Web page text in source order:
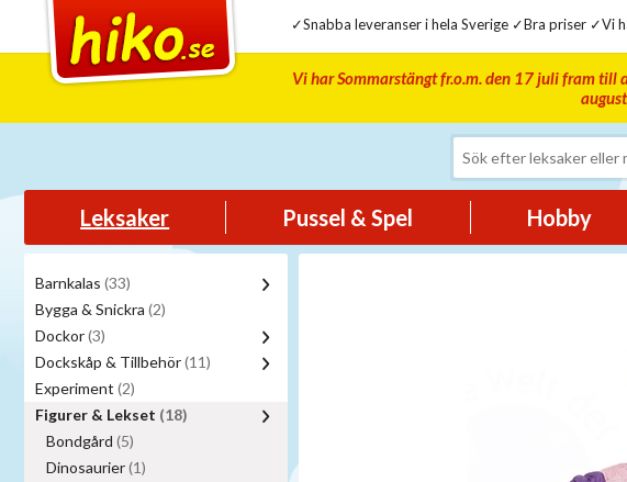
✓Snabba leveranser i hela Sverige ✓Bra priser ✓Vi
Vi har Sommarstängt fr.o.m. den 17 juli fram till
Leksaker Pussel & Spel Hobby
Barnkalas (33)
Bygga & Snickra (2)
Dockor(3)
Dockskåp & Tillbehör(11)
Experiment (2)
Figurer & Lekset (18)
Bondgård (5)
Dinosaurier(1)